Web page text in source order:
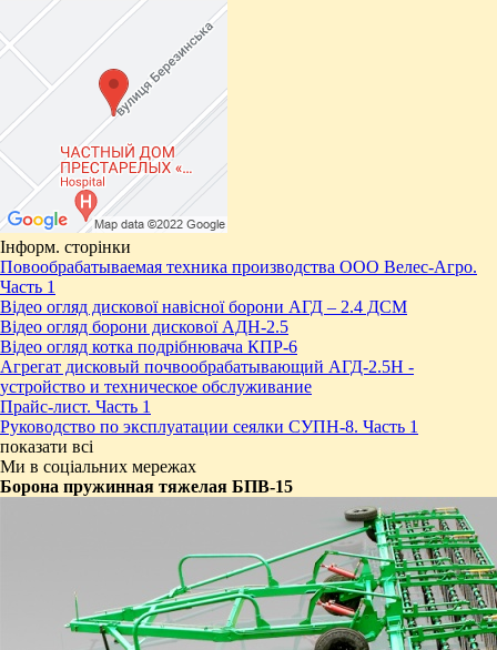
Інформ. сторінки
Повообрабатываемая техника производства ООО Велес-Агро.
Часть 1
Відео огляд дискової навісної борони АГД – 2.4 ДСМ
Відео огляд борони дискової АДН-2.5
Відео огляд котка подрібнювача КПР-6
Агрегат дисковый почвообрабатывающий АГД-2.5Н -
устройство и техническое обслуживание
Прайс-лист. Часть 1
Руководство по эксплуатации сеялки СУПН-8. Часть 1
показати всі
Ми в соціальних мережах
Борона пружинная тяжелая БПВ-15